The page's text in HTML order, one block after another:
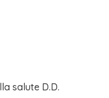
salute D.D.